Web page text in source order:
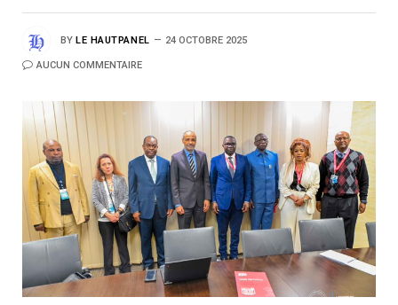
BY LE HAUTPANEL 24 OCTOBRE 2025
AUCUN COMMENTAIRE